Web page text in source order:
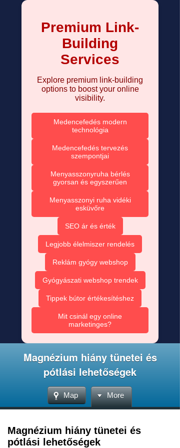
Premium Link-
Building
Services
Explore premium link-building
options to boost your online
visibility.
Medencefedés modern
technológia
Medencefedés tervezés
szempontjai
Menyasszonyruha bérlés
gyorsan és egyszerűen
Menyasszonyi ruha vidéki
esküvőre
SEO ár és érték
Legjobb élelmiszer rendelés
Reklám gyógy webshop
Gyógyászati webshop trendek
Tippek bútor értékesítéshez
Mit csinál egy online
marketinges?
Magnézium hiány tünetei és
pótlási lehetőségek
Map More
Magnézium hiány tünetei és
pótlási lehetőségek